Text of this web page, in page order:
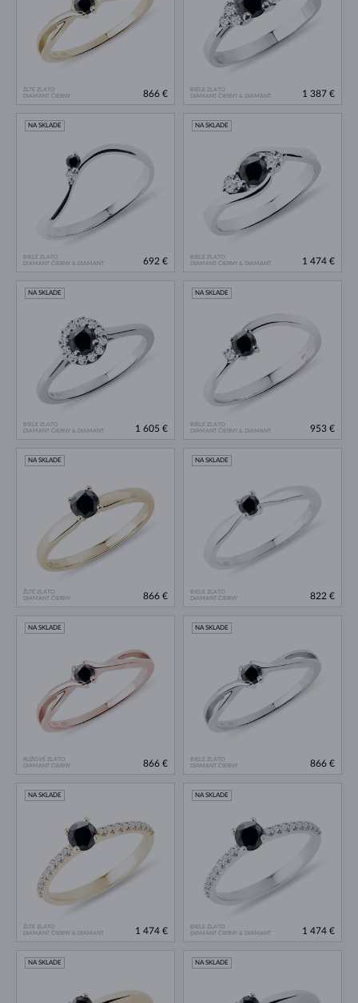
ŽLTÉ ZLATO
DIAMANT ČIERNY
866 €
BIELE ZLATO
DIAMANT ČIERNY & DIAMANT
1 387 €
BIELE ZLATO
DIAMANT ČIERNY & DIAMANT
NA SKLADE
692 €
BIELE ZLATO
DIAMANT ČIERNY & DIAMANT
NA SKLADE
1 474 €
BIELE ZLATO
DIAMANT ČIERNY & DIAMANT
NA SKLADE
1 605 €
BIELE ZLATO
DIAMANT ČIERNY & DIAMANT
NA SKLADE
953 €
ŽLTÉ ZLATO
DIAMANT ČIERNY
NA SKLADE
866 €
BIELE ZLATO
DIAMANT ČIERNY
NA SKLADE
822 €
RUŽOVÉ ZLATO
DIAMANT ČIERNY
NA SKLADE
866 €
BIELE ZLATO
DIAMANT ČIERNY
NA SKLADE
866 €
ŽLTÉ ZLATO
DIAMANT ČIERNY & DIAMANT
NA SKLADE
1 474 €
BIELE ZLATO
DIAMANT ČIERNY & DIAMANT
NA SKLADE
1 474 €
NA SKLADE NA SKLADE